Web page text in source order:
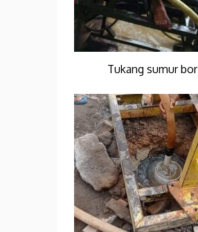
Tukang sumur bor